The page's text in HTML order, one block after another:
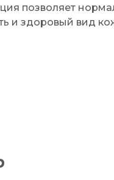
позволяет
и здоровый вид